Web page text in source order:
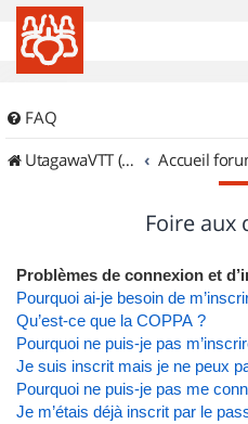
FAQ
UtagawaVTT (Randos VTT et VTTAE avec traces GPS)
Accueil
Foire aux
Problèmes de connexion et
Pourquoi ai-je besoin de
Qu’est-ce que la COPPA ?
Pourquoi ne puis-je pas
Je suis inscrit mais je ne peux
Pourquoi ne puis-je pas me
Je m’étais déjà inscrit par le